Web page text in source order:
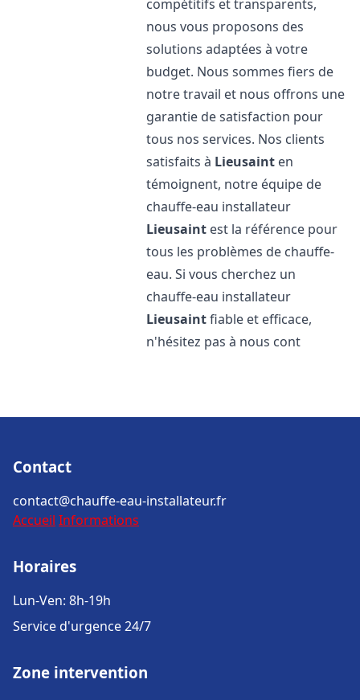
compétitifs et transparents,
nous vous proposons des
solutions adaptées à votre
budget. Nous sommes fiers de
notre travail et nous offrons une
garantie de satisfaction pour
tous nos services. Nos clients
satisfaits à Lieusaint en
témoignent, notre équipe de
chauffe-eau installateur
Lieusaint est la référence pour
tous les problèmes de chauffe-
eau. Si vous cherchez un
chauffe-eau installateur
Lieusaintfiable et efficace,
n'hésitez pas à nous cont
Contact
contact@chauffe-eau-installateur.fr
Accueil Informations
Horaires
Lun-Ven: 8h-19h
Service d'urgence 24/7
Zone intervention